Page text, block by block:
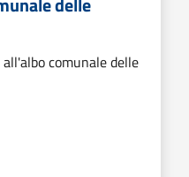
comunale delle